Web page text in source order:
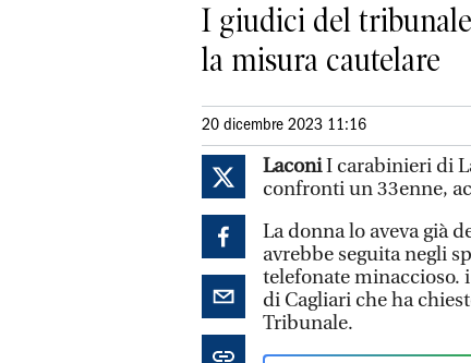
I giudici del
la misura cautelare
20 dicembre 2023 11:16
LaconiI carabinieri di
confronti un 33enne,
La donna lo aveva già
avrebbe seguita negli
telefonate
di Cagliari che ha
Tribunale.